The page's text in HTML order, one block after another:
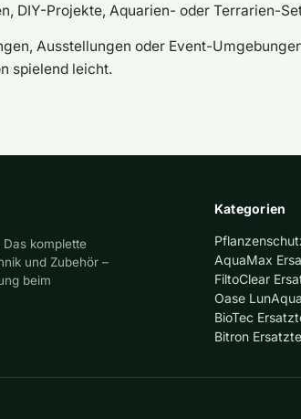
DIY-Projekte, Aquarien- oder Terrarien-
Ausstellungen oder Event-
spielend leicht.
komplette
und Zubehör –
beim
Kategorien
AquaMax
FiltoClear
Oase LunAqua
BioTec
Bitron